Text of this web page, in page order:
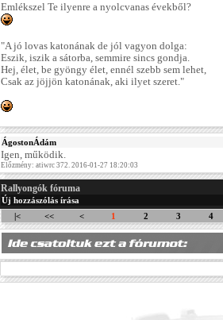
Emlékszel Te ilyenre a nyolcvanas évekből?
"A jó lovas katonának de jól vagyon dolga:
Eszik, iszik a sátorba, semmire sincs gondja.
Hej, élet, be gyöngy élet, ennél szebb sem lehet,
Csak az jöjjön katonának, aki ilyet szeret."
ÁgostonÁdám
Igen, működik.
Előzmény: atiwrc 372. 2016-01-27 18:20:03
Rallyongók fóruma
Új hozzászólás írása
|<
<< < 1 2 3 4